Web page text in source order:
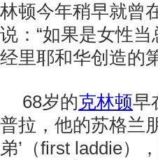
林顿今年稍早就曾
说：“如果是女性当
经里耶和华创造的
68岁的克林顿早
普拉，他的苏格兰
弟’（first laddie）